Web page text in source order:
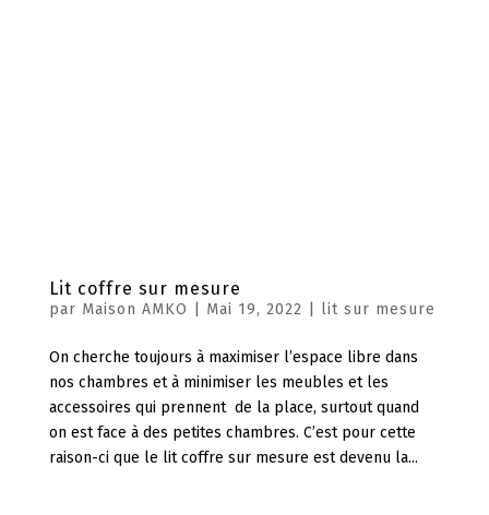
Lit coffre sur mesure
par Maison AMKO Mai 19, 2022 lit sur mesure
On cherche toujours à maximiser l’espace libre dans
nos chambres et à minimiser les meubles et les
accessoires qui prennent de la place, surtout quand
on est face à des petites chambres. C’est pour cette
raison-ci que le lit coffre sur mesure est devenu la...